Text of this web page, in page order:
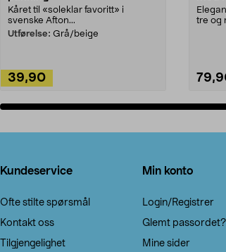
Kåret til «soleklar favoritt» i
svenske Afton...
Utførelse: Grå/beige
39,90
tre og
Kundeservice
Ofte stilte spørsmål
Kontakt oss
Tilgjengelighet
Min konto
Login/Registrer
Glemt passordet?
Mine sider